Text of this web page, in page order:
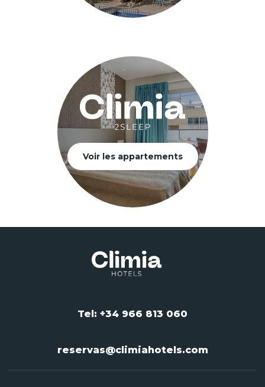
Voir les appartements
Tel: +34 966 813 060
reservas@climiahotels.com